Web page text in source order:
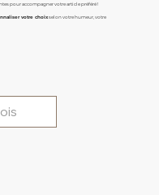
pour accompagner votre article préféré !
votre choixselon votre humeur, votre